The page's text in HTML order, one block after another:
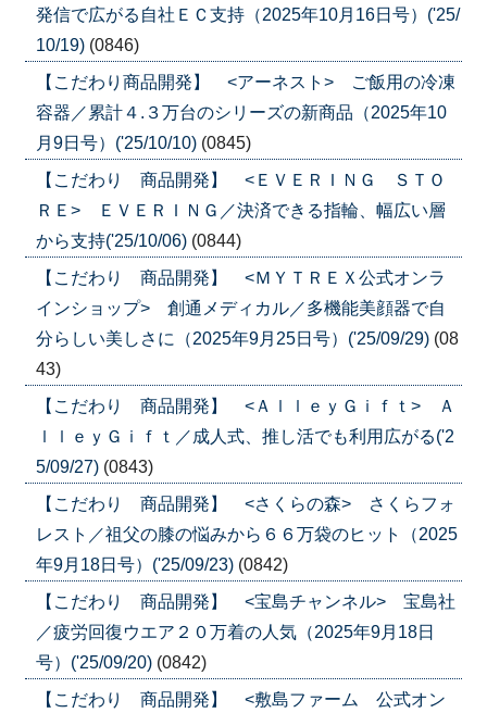
発信で広がる自社ＥＣ支持（2025年10月16日号）('25/
10/19) (0846)
【こだわり商品開発】 <アーネスト> ご飯用の冷凍
容器／累計４.３万台のシリーズの新商品（2025年10
月9日号）('25/10/10) (0845)
【こだわり 商品開発】 <ＥＶＥＲＩＮＧ ＳＴＯ
ＲＥ> ＥＶＥＲＩＮＧ／決済できる指輪、幅広い層
から支持('25/10/06) (0844)
【こだわり 商品開発】 <ＭＹＴＲＥＸ公式オンラ
インショップ> 創通メディカル／多機能美顔器で自
分らしい美しさに（2025年9月25日号）('25/09/29) (08
43)
【こだわり 商品開発】 <ＡｌｌｅｙＧｉｆｔ> Ａ
ｌｌｅｙＧｉｆｔ／成人式、推し活でも利用広がる('2
5/09/27) (0843)
【こだわり 商品開発】 <さくらの森> さくらフォ
レスト／祖父の膝の悩みから６６万袋のヒット（2025
年9月18日号）('25/09/23) (0842)
【こだわり 商品開発】 <宝島チャンネル> 宝島社
／疲労回復ウエア２０万着の人気（2025年9月18日
号）('25/09/20) (0842)
【こだわり 商品開発】 <敷島ファーム 公式オン